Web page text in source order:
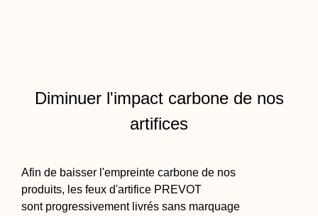
Diminuer l'impact carbone de nos
artifices
Afin de baisser l'empreinte carbone de nos
produits, les feux d'artifice PREVOT
sont progressivement livrés sans marquage